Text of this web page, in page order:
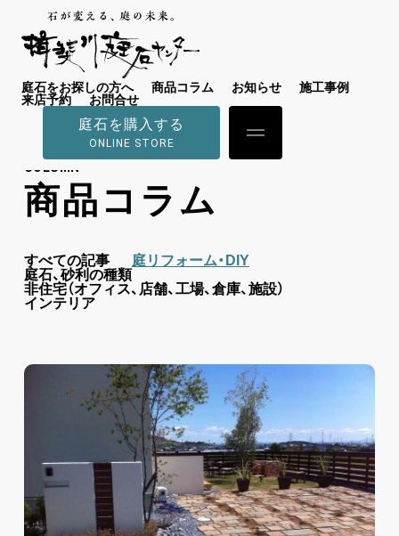
庭石をお探しの方へ 商品コラム お知らせ
施工事例
来店予約
お問合せ
庭石を購入する
ONLINE STORE
COLUMN
商品コラム
すべての記事
庭リフォーム・DIY
庭石、砂利の種類
非住宅（オフィス、店舗、工場、倉庫、施設）
インテリア